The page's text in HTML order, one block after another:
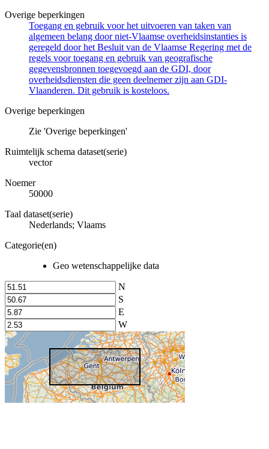
Overige beperkingen
Toegang en gebruik voor het uitvoeren van taken van
algemeen belang door niet-Vlaamse overheidsinstanties is
geregeld door het Besluit van de Vlaamse Regering met de
regels voor toegang en gebruik van geografische
gegevensbronnen toegevoegd aan de GDI, door
overheidsdiensten die geen deelnemer zijn aan GDI-
Vlaanderen. Dit gebruik is kosteloos.
Overige beperkingen
Zie 'Overige beperkingen'
Ruimtelijk schema dataset(serie)
vector
Noemer
50000
Taal dataset(serie)
Nederlands; Vlaams
Categorie(en)
Geo wetenschappelijke data
N
S
E
W